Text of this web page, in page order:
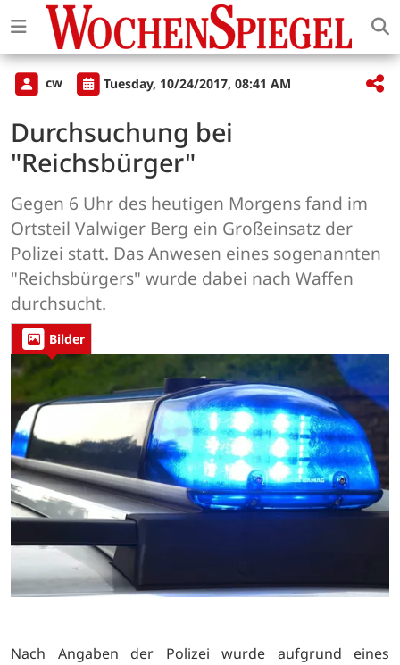
cw Tuesday, 10/24/2017, 08:41 AM
Durchsuchung bei
"Reichsbürger"
Gegen 6 Uhr des heutigen Morgens fand im
Ortsteil Valwiger Berg ein Großeinsatz der
Polizei statt. Das Anwesen eines sogenannten
"Reichsbürgers" wurde dabei nach Waffen
durchsucht.
Bilder
Nach Angaben der Polizei wurde aufgrund eines